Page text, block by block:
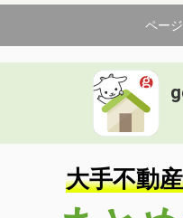
専有面積
間取り
5K
山口県山口市平井
価 格
住 所
専有面積
間取り
1K
山口県防府市大字仁井令
ペー
大手不動